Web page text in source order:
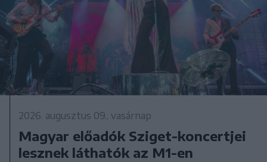
2026. augusztus 09., vasárnap
Magyar előadók Sziget-koncertjei
lesznek láthatók az M1-en